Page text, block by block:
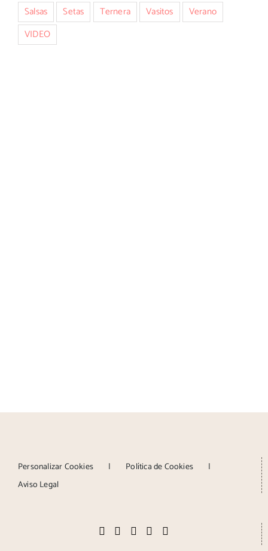
Salsas
Setas Ternera Vasitos
Verano
VIDEO
Personalizar Cookies
Política de Cookies
Aviso Legal